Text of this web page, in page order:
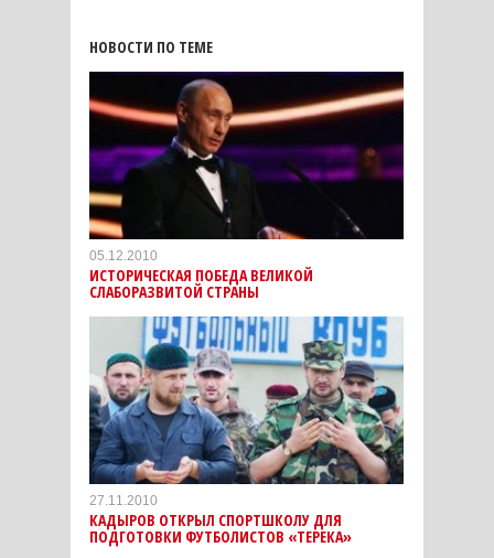
НОВОСТИ ПО ТЕМЕ
05.12.2010
ИСТОРИЧЕСКАЯ ПОБЕДА ВЕЛИКОЙ
СЛАБОРАЗВИТОЙ СТРАНЫ
27.11.2010
КАДЫРОВ ОТКРЫЛ СПОРТШКОЛУ ДЛЯ
ПОДГОТОВКИ ФУТБОЛИСТОВ «ТЕРЕКА»